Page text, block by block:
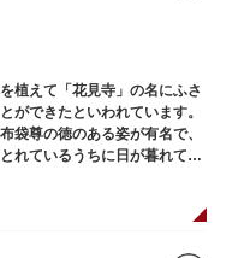
植えて「花見寺」の名にふさ
ができたといわれています。
袋尊の徳のある姿が有名で、
れているうちに日が暮れてし